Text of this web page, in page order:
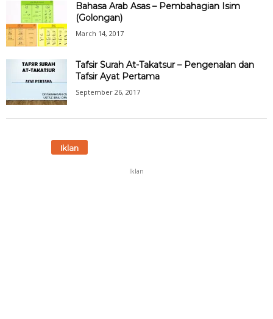
Bahasa Arab Asas – Pembahagian Isim
(Golongan)
March 14, 2017
Tafsir Surah At-Takatsur – Pengenalan dan
Tafsir Ayat Pertama
September 26, 2017
Iklan
Iklan